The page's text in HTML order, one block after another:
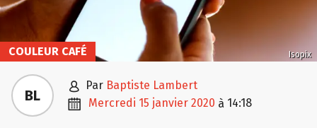
Isopix
COULEUR CAFÉ
BL  par Baptiste Lambert
 mercredi 15 janvier 2020 à 14:18